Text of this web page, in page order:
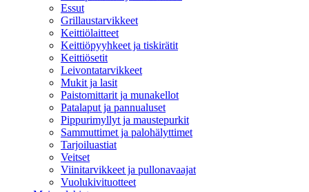
Essut
Grillaustarvikkeet
Keittiölaitteet
Keittiöpyyhkeet ja tiskirätit
Keittiösetit
Leivontatarvikkeet
Mukit ja lasit
Paistomittarit ja munakellot
Patalaput ja pannualuset
Pippurimyllyt ja maustepurkit
Sammuttimet ja palohälyttimet
Tarjoiluastiat
Veitset
Viinitarvikkeet ja pullonavaajat
Vuolukivituotteet